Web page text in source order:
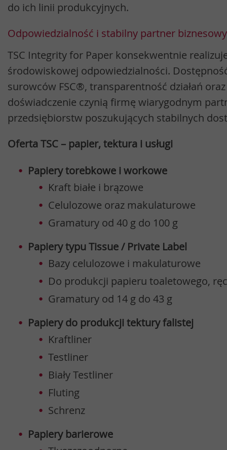
do ich linii produkcyjnych.
Odpowiedzialność i stabilny partner biznesowy
TSC Integrity for Paper konsekwentnie
środowiskowej odpowiedzialności.
surowców FSC®, transparentność działań
doświadczenie czynią firmę wiarygodnym
przedsiębiorstw poszukujących stabilnych
Oferta TSC – papier, tektura i usługi
Papiery torebkowe i workowe
Kraft białe i brązowe
Celulozowe oraz makulaturowe
Gramatury od 40 g do 100 g
Papiery typu Tissue / Private Label
Bazy celulozowe i makulaturowe
Do produkcji papieru toaletowego,
Gramatury od 14 g do 43 g
Papiery do produkcji tektury falistej
Kraftliner
Testliner
Biały Testliner
Fluting
Schrenz
Papiery barierowe